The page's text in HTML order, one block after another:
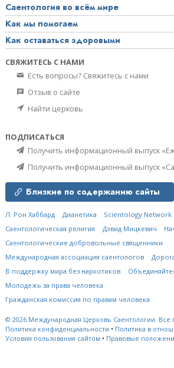
Саентология во всём мире
Как мы помогаем
Как оставаться здоровыми
СВЯЖИТЕСЬ С НАМИ
Есть вопросы? Свяжитесь с нами
Отзыв о сайте
Найти церковь
ПОДПИСАТЬСЯ
Получить информационный выпуск
Получить информационный выпуск
Близкие по содержанию сайты
Л. Рон Хаббард Дианетика
Scientology Network
Саентологическая религия
Дэвид Мицкевич
Саентологические добровольные священники
Международная ассоциация саентологов
В поддержку мира без наркотиков
Молодёжь за права человека
Гражданская комиссия по правам человека
© 2026 Международная Церковь Саентологии. Все
Политика конфиденциальности • Политика в
Условия пользования сайтом • Правовые